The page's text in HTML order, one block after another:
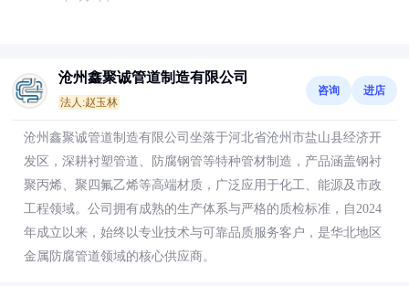
沧州鑫聚诚管道制造有限公司
法人:赵玉林
咨询 进店
沧州鑫聚诚管道制造有限公司坐落于河北省沧州市盐山县经济开
发区，深耕衬塑管道、防腐钢管等特种管材制造，产品涵盖钢衬
聚丙烯、聚四氟乙烯等高端材质，广泛应用于化工、能源及市政
工程领域。公司拥有成熟的生产体系与严格的质检标准，自2024
年成立以来，始终以专业技术与可靠品质服务客户，是华北地区
金属防腐管道领域的核心供应商。